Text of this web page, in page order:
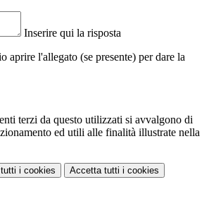
Inserire qui la risposta
aprire l'allegato (se presente) per dare la
terzi da questo utilizzati si avvalgono di
ed utili alle finalità illustrate nella
i cookies Accetta tutti i cookies